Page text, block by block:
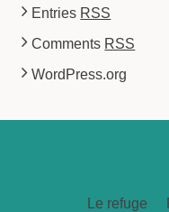
Entries RSS
Comments RSS
WordPress.org
Le refuge